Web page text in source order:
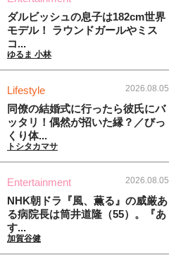
ダルビッシュの息子は182cm世界
モデル！ ラウンドガールやミス
コ...
ゆるま 小林
Lifestyle 2026.08.05
同僚の結婚式に行ったら彼氏にバ
ッタリ！偶然が招いた縁？／びっ
くり体...
トシタカマサ
Entertainment 2026.08.05
NHK朝ドラ『風、薫る』の威厳あ
る病院長は筒井道隆（55）。『あ
す...
加賀谷健